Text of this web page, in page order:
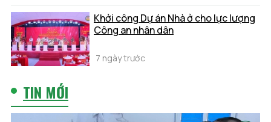
Khởi công Dự án Nhà ở cho lực lượng
Công an nhân dân
7 ngày trước
TIN MỚI